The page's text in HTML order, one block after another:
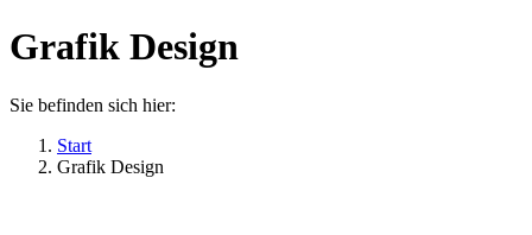
Grafik Design
Sie befinden sich hier:
Start
Grafik Design